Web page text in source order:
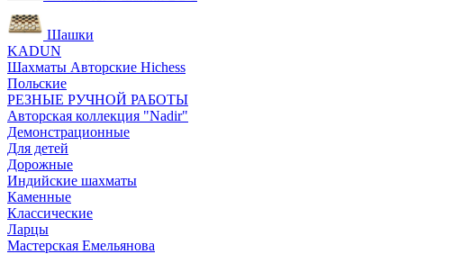
Шашки
KADUN
Шахматы Авторские Hichess
Польские
РЕЗНЫЕ РУЧНОЙ РАБОТЫ
Авторская коллекция "Nadir"
Демонстрационные
Для детей
Дорожные
Индийские шахматы
Каменные
Классические
Ларцы
Мастерская Емельянова